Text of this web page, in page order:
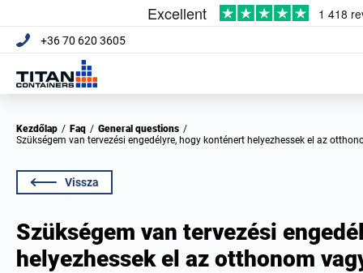
+36 70 620 3605
Kezdőlap / Faq / General questions /
Szükségem van tervezési engedélyre, hogy konténert helyezhessek el az
Vissza
Szükségem van tervezési
helyezhessek el az otthonom